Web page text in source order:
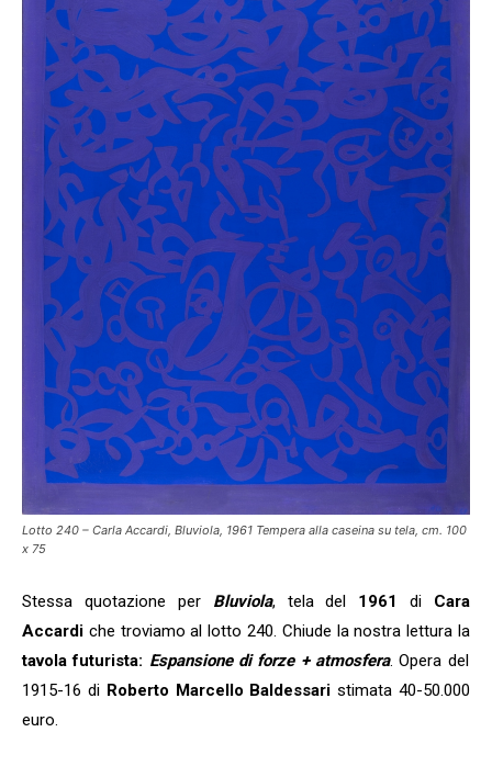
Lotto 240 – Carla Accardi, Bluviola, 1961 Tempera alla caseina su tela, cm. 100
x 75
Stessa quotazione perBluviola, tela del 1961 di Cara
Accardi che troviamo al lotto 240. Chiude la nostra lettura la
tavola futurista: Espansione di forze + atmosfera. Opera del
1915-16 di Roberto Marcello Baldessari stimata 40-50.000
euro.